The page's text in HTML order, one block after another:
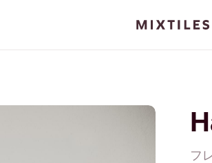
フ